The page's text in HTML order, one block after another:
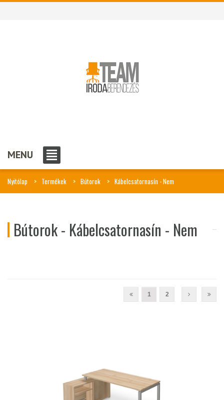
MENU
Nyitólap Termékek Bútorok Kábelcsatornasín - Nem
Bútorok - Kábelcsatornasín - Nem
1 2